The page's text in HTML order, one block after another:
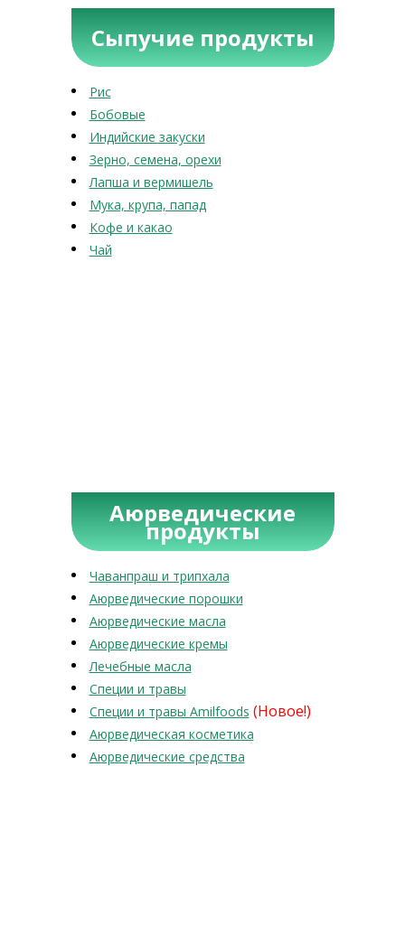
Сыпучие продукты
Рис
Бобовые
Индийские закуски
Зерно, семена, орехи
Лапша и вермишель
Мука, крупа, папад
Кофе и какао
Чай
Аюрведические
продукты
Чаванпраш и трипхала
Аюрведические порошки
Аюрведические масла
Аюрведические кремы
Лечебные масла
Специи и травы
Специи и травы Amilfoods (Новое!)
Аюрведическая косметика
Аюрведические средства